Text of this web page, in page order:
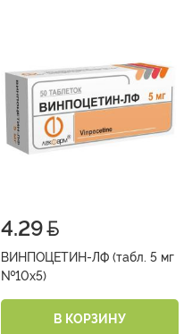
4.29
ВИНПОЦЕТИН-ЛФ (табл. 5 мг
№10х5)
В КОРЗИНУ